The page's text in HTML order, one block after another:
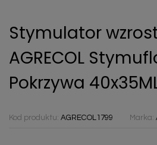
Stymulator
AGRECOL
Pokrzywa
Kod produktu: AGRECOL1799 Marka: